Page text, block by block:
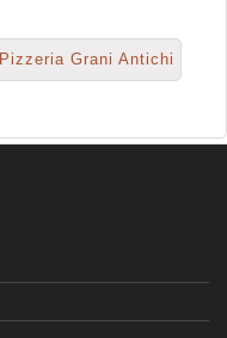
Pizzeria Grani Antichi